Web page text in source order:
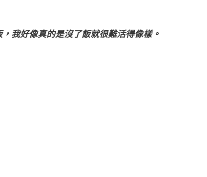
我好像真的是沒了飯就很難活得像樣。